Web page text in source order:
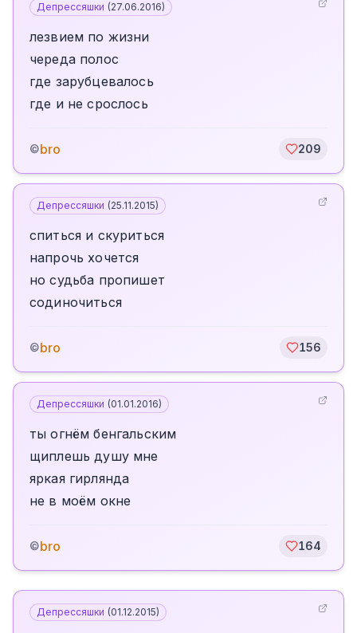
Депрессяшки (27.06.2016)
лезвием по жизни
череда полос
где зарубцевалось
где и не срослось
©bro 209
Депрессяшки (25.11.2015)
спиться и скуриться
напрочь хочется
но судьба пропишет
содиночиться
©bro 156
Депрессяшки (01.01.2016)
ты огнём бенгальским
щиплешь душу мне
яркая гирлянда
не в моём окне
©bro 164
Депрессяшки (01.12.2015)